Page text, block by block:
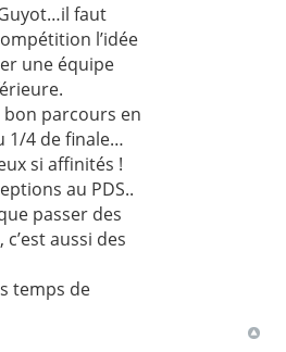
Guyot…il faut
l’idée
une équipe
parcours en
1/4 de finale…
si affinités !
au PDS..
passer des
aussi des
temps de